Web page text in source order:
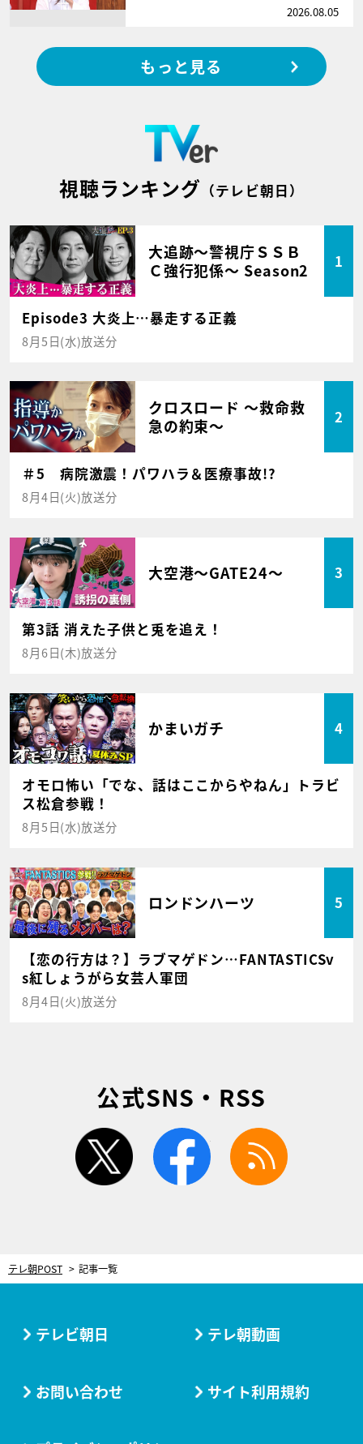
2026.08.05
もっと見る
視聴ランキング （テレビ朝日）
大追跡～警視庁ＳＳＢ
Ｃ強行犯係～ Season2
1
Episode3 大炎上…暴走する正義
8月5日(水)放送分
クロスロード ～救命救
急の約束～
2
＃5 病院激震！パワハラ＆医療事故!?
8月4日(火)放送分
大空港～GATE24～ 3
第3話 消えた子供と兎を追え！
8月6日(木)放送分
かまいガチ 4
オモロ怖い「でな、話はここからやねん」トラビ
ス松倉参戦！
8月5日(水)放送分
ロンドンハーツ 5
【恋の行方は？】ラブマゲドン…FANTASTICSv
s紅しょうがら女芸人軍団
8月4日(火)放送分
公式SNS・RSS
twitter facebook
テレ朝POST 記事一覧
テレビ朝日 テレ朝動画
お問い合わせ サイト利用規約